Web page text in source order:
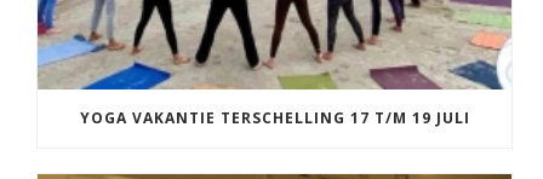
YOGA VAKANTIE TERSCHELLING 17 T/M 19 JULI